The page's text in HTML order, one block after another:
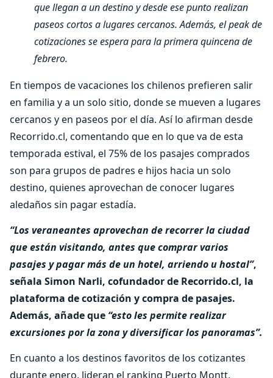
que llegan a un destino y desde ese punto realizan
paseos cortos a lugares cercanos. Además, el peak de
cotizaciones se espera para la primera quincena de
febrero.
En tiempos de vacaciones los chilenos prefieren salir
en familia y a un solo sitio, donde se mueven a lugares
cercanos y en paseos por el día. Así lo afirman desde
Recorrido.cl, comentando que en lo que va de esta
temporada estival, el 75% de los pasajes comprados
son para grupos de padres e hijos hacia un solo
destino, quienes aprovechan de conocer lugares
aledaños sin pagar estadía.
“Los veraneantes aprovechan de recorrer la ciudad
que están visitando, antes que comprar varios
pasajes y pagar más de un hotel, arriendo u hostal”,
señala Simon Narli, cofundador de Recorrido.cl, la
plataforma de cotización y compra de pasajes.
Además, añade que “esto les permite realizar
excursiones por la zona y diversificar los panoramas”.
En cuanto a los destinos favoritos de los cotizantes
durante enero, lideran el ranking Puerto Montt,